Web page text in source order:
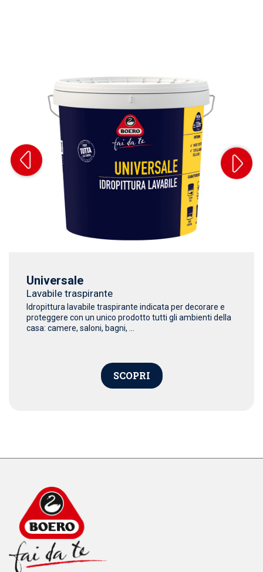
Universale
Lavabile traspirante
Idropittura lavabile traspirante indicata per decorare e
proteggere con un unico prodotto tutti gli ambienti della
casa: camere, saloni, bagni, ...
SCOPRI